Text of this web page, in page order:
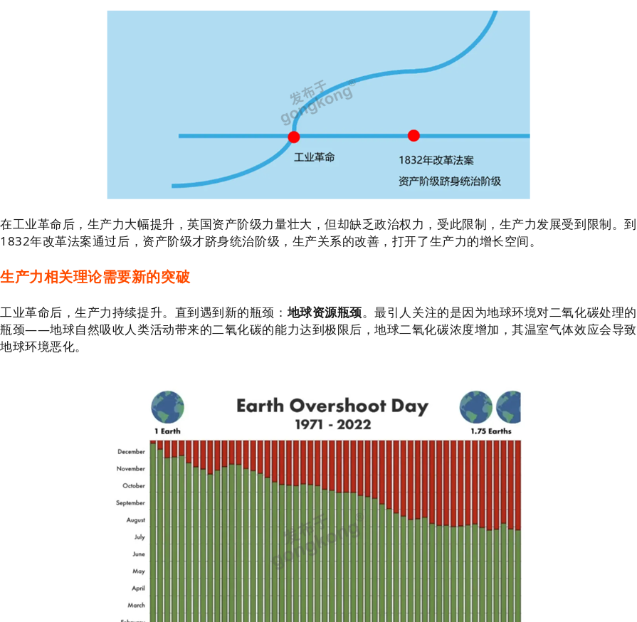
在工业革命后，生产力大幅提升，英国资产阶级力量壮大，但却缺乏政治权力，受此限制，生产力发展受到限制。到
1832年改革法案通过后，资产阶级才跻身统治阶级，生产关系的改善，打开了生产力的增长空间。
生产力相关理论需要新的突破
工业革命后，生产力持续提升。直到遇到新的瓶颈： 地球资源瓶颈。最引人关注的是因为地球环境对二氧化碳处理的
瓶颈——地球自然吸收人类活动带来的二氧化碳的能力达到极限后，地球二氧化碳浓度增加，其温室气体效应会导致
地球环境恶化。